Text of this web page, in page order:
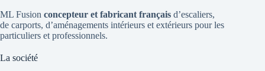
ML Fusion concepteur et fabricant français d’escaliers,
de carports, d’aménagements intérieurs et extérieurs pour les
particuliers et professionnels.
La société